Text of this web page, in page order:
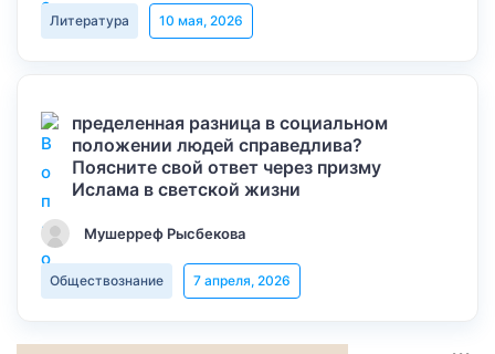
Литература 10 мая, 2026
пределенная разница в социальном
положении людей справедлива?
Поясните свой ответ через призму
Ислама в светской жизни
Мушерреф Рысбекова
Обществознание 7 апреля, 2026